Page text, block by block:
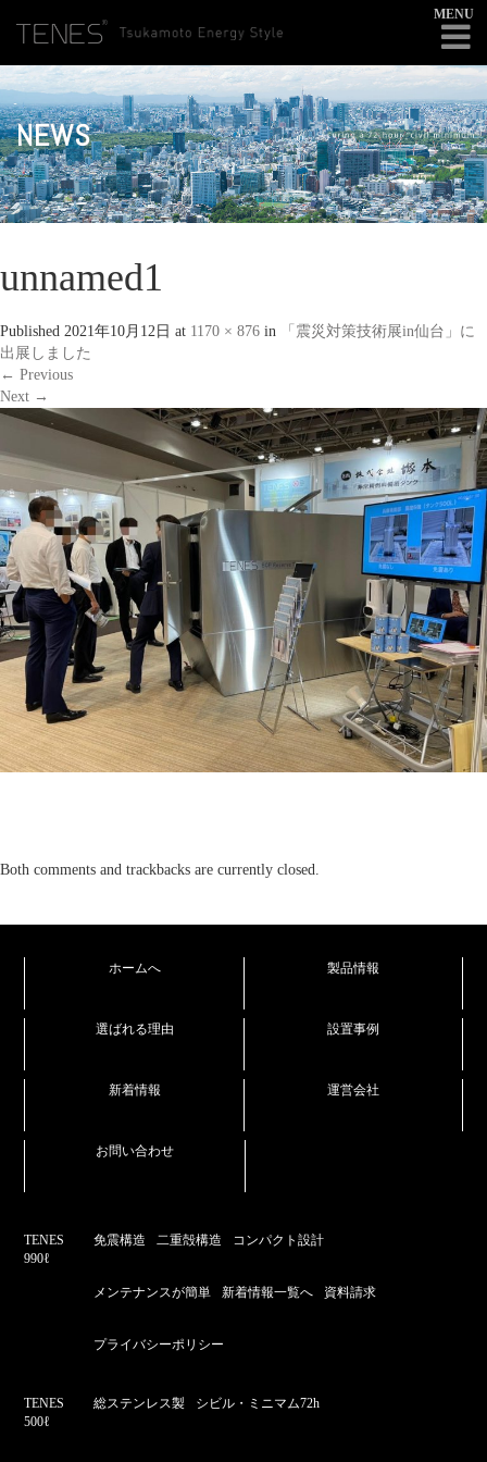
MENU
NEWS
unnamed1
Published 2021年10月12日 at 1170 × 876 in
「震災対策技術展in仙台」に
出展しました
← Previous
Next →
Both comments and trackbacks are currently closed.
ホームへ 製品情報
選ばれる理由 設置事例
新着情報 運営会社
お問い合わせ
TENES
990ℓ
免震構造 二重殻構造 コンパクト設計
メンテナンスが簡単 新着情報一覧へ 資料請求
プライバシーポリシー
TENES
500ℓ
総ステンレス製 シビル・ミニマム72h